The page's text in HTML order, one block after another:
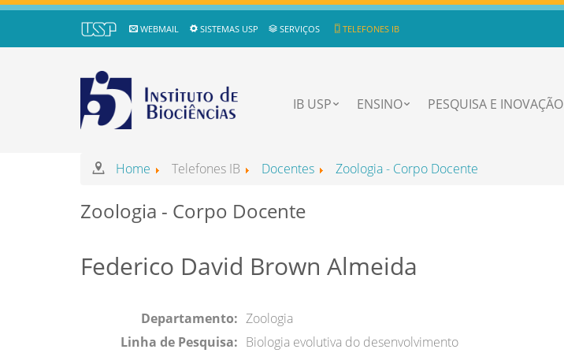
WEBMAIL SISTEMAS USP SERVIÇOS TELEFONES IB
IB USP ENSINO PESQUISA E INOVAÇÃO
Home Telefones IB Docentes Zoologia - Corpo Docente
Zoologia - Corpo Docente
Federico David Brown Almeida
Departamento: Zoologia
Linha de Pesquisa: Biologia evolutiva do desenvolvimento